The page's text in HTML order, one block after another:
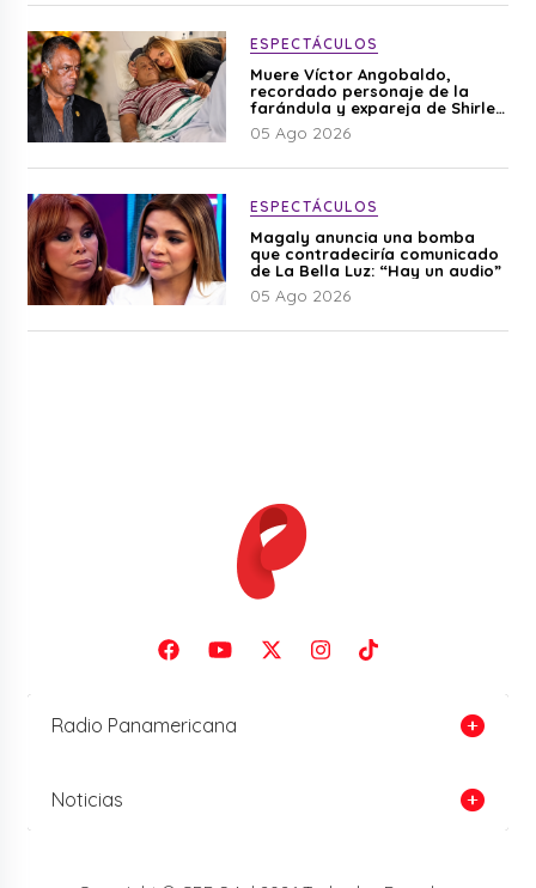
ESPECTÁCULOS
Muere Víctor Angobaldo,
recordado personaje de la
farándula y expareja de Shirley
Cherres
05 Ago 2026
ESPECTÁCULOS
Magaly anuncia una bomba
que contradeciría comunicado
de La Bella Luz: “Hay un audio”
05 Ago 2026
Radio Panamericana
Noticias